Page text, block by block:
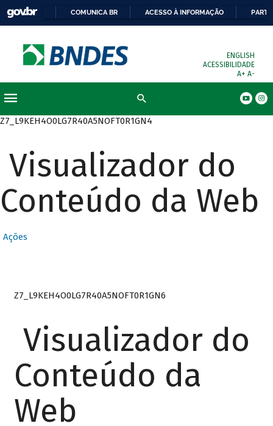
COMUNICA BR ACESSO À INFORMAÇÃO
ENGLISH
ACESSIBILIDADE
A+ A-
Z7_L9KEH4O0LG7R40A5NOFT0R1GN4
Visualizador do
Conteúdo da Web
Ações
Z7_L9KEH4O0LG7R40A5NOFT0R1GN6
Visualizador do
Conteúdo da
Web